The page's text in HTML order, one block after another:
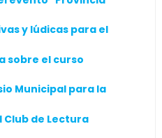
y lúdicas para el
sobre el curso
Municipal para la
Club de Lectura